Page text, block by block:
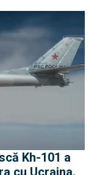
Kh-101 a
cu Ucraina.